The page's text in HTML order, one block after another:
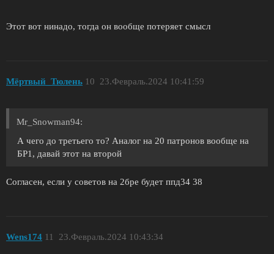
Этот вот нинадо, тогда он вообще потеряет смысл
Мёртвый_Тюлень 23.Февраль.2024 10:41:59
10
Mr_Snowman94:
А чего до третьего то? Аналог на 20 патронов вообще на
БР1, давай этот на второй
Согласен, если у советов на 2бре будет ппд34 38
Wens174 23.Февраль.2024 10:43:34
11